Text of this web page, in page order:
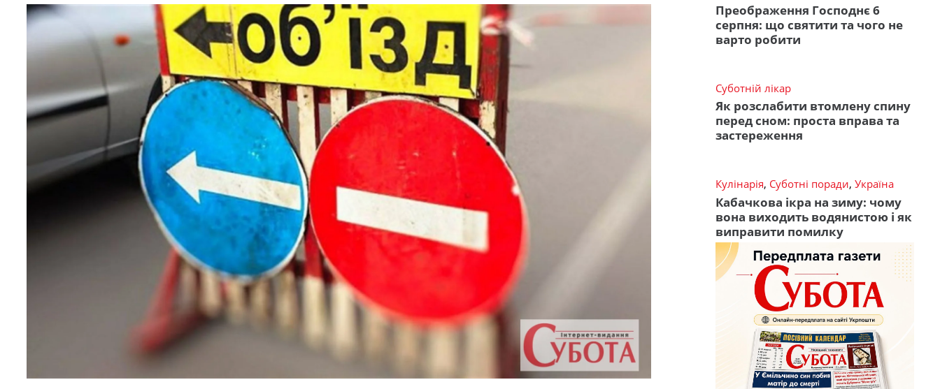
Преображення Господнє 6
серпня: що святити та чого не
варто робити
Суботній лікар
Як розслабити втомлену спину
перед сном: проста вправа та
застереження
Кулінарія, Суботні поради, Україна
Кабачкова ікра на зиму: чому
вона виходить водянистою і як
виправити помилку